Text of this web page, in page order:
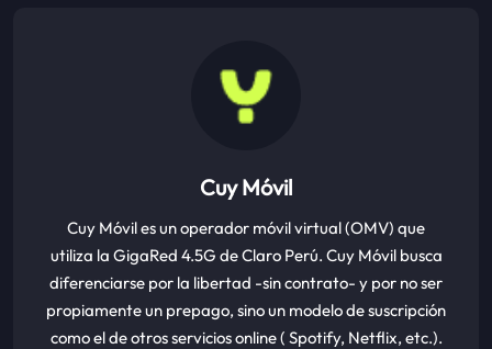
Cuy Móvil
Cuy Móvil es un operador móvil virtual (OMV) que
utiliza la GigaRed 4.5G de Claro Perú. Cuy Móvil busca
diferenciarse por la libertad -sin contrato- y por no ser
propiamente un prepago, sino un modelo de suscripción
como el de otros servicios online ( Spotify, Netflix, etc.).